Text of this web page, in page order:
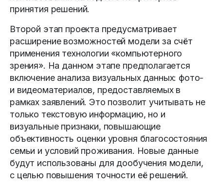
принятия решений.
Второй этап проекта предусматривает
расширение возможностей модели за счёт
применения технологии «компьютерного
зрения». На данном этапе предполагается
включение анализа визуальных данных: фото-
и видеоматериалов, предоставляемых в
рамках заявлений. Это позволит учитывать не
только текстовую информацию, но и
визуальные признаки, повышающие
объективность оценки уровня благосостояния
семьи и условий проживания. Новые данные
будут использованы для дообучения модели,
с целью повышения точности её решений.